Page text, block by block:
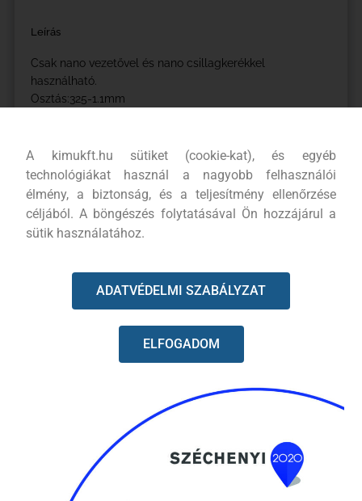
Leírás
Csak nano vezetővel és nano csillagkerékkel
használható.
Osztás:325-1.1mm
Mélység):85x155x25mm
Bruttó súly:0,249 kg
Típusok: Oregon: 80TXL,
KAPCSOLODÓ TERMÉKEK
A kimukft.hu sütiket (cookie-kat), és egyéb
technológiákat használ a nagyobb felhasználói
élmény, a biztonság, és a teljesítmény ellenőrzése
céljából. A böngészés folytatásával Ön hozzájárul a
sütik használatához.
ADATVÉDELMI SZABÁLYZAT
ELFOGADOM